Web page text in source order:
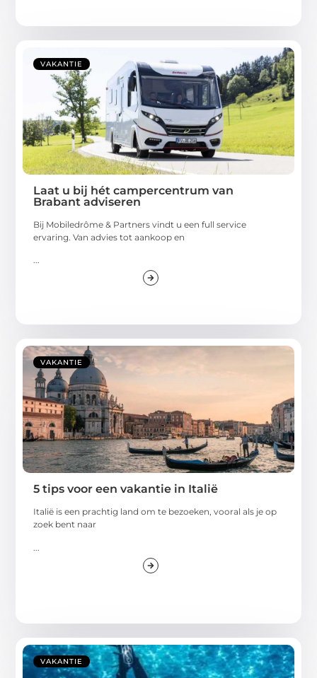
VAKANTIE
Laat u bij hét campercentrum van
Brabant adviseren
Bij Mobiledrôme & Partners vindt u een full service
ervaring. Van advies tot aankoop en
...
VAKANTIE
5 tips voor een vakantie in Italië
Italië is een prachtig land om te bezoeken, vooral als je op
zoek bent naar
VAKANTIE